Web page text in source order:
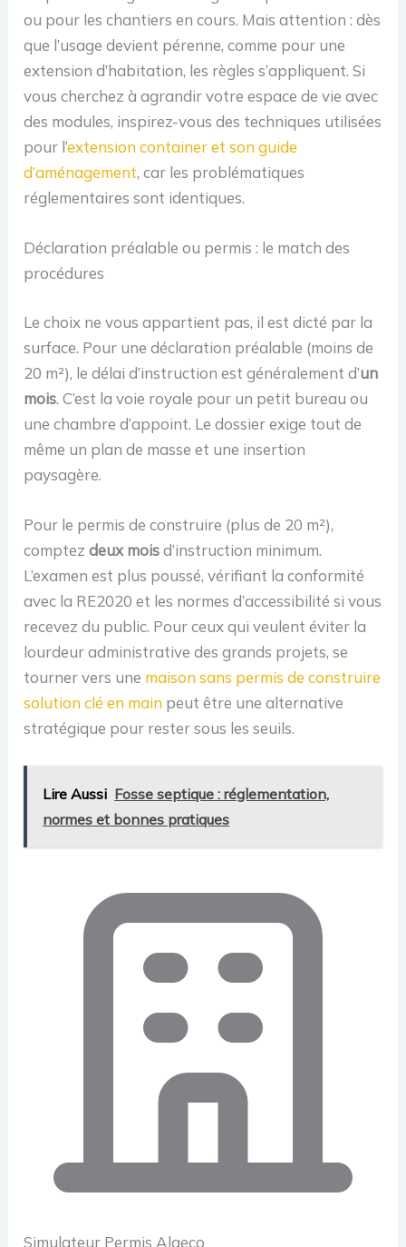
ou pour les chantiers en cours. Mais attention : dès
que l’usage devient pérenne, comme pour une
extension d’habitation, les règles s’appliquent. Si
vous cherchez à agrandir votre espace de vie avec
des modules, inspirez-vous des techniques utilisées
pour l’extension container et son guide
d’aménagement, car les problématiques
réglementaires sont identiques.
Déclaration préalable ou permis : le match des
procédures
Le choix ne vous appartient pas, il est dicté par la
surface. Pour une déclaration préalable (moins de
20 m²), le délai d’instruction est généralement d’un
mois. C’est la voie royale pour un petit bureau ou
une chambre d’appoint. Le dossier exige tout de
même un plan de masse et une insertion
paysagère.
Pour le permis de construire (plus de 20 m²),
comptezdeux moisd’instruction minimum.
L’examen est plus poussé, vérifiant la conformité
avec la RE2020 et les normes d’accessibilité si vous
recevez du public. Pour ceux qui veulent éviter la
lourdeur administrative des grands projets, se
tourner vers une maison sans permis de construire
solution clé en main peut être une alternative
stratégique pour rester sous les seuils.
Lire Aussi Fosse septique : réglementation,
normes et bonnes pratiques
Simulateur Permis Algeco